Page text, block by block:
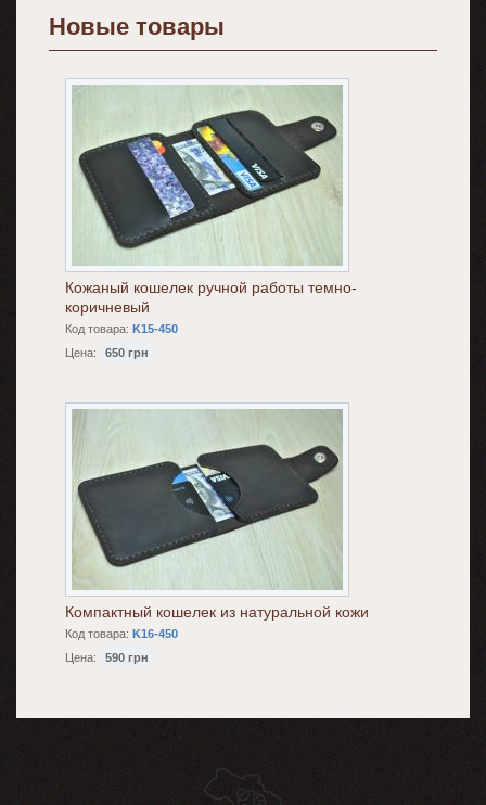
Новые товары
Кожаный кошелек ручной работы темно-
коричневый
Код товара: K15-450
Цена:
650 грн
Компактный кошелек из натуральной кожи
Код товара: K16-450
Цена:
590 грн